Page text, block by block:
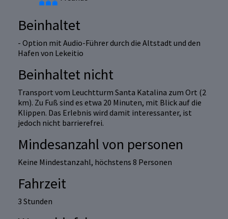
Beinhaltet
- Option mit Audio-Führer durch die Altstadt und den
Hafen von Lekeitio
Beinhaltet nicht
Transport vom Leuchtturm Santa Katalina zum Ort (2
km). Zu Fuß sind es etwa 20 Minuten, mit Blick auf die
Klippen. Das Erlebnis wird damit interessanter, ist
jedoch nicht barrierefrei.
Mindesanzahl von personen
Keine Mindestanzahl, höchstens 8 Personen
Fahrzeit
3 Stunden